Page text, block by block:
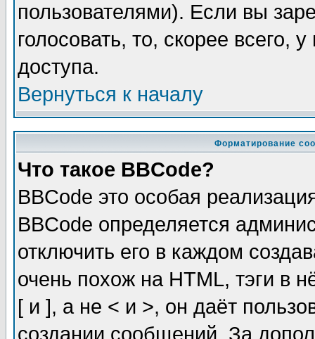
пользователями). Если вы
голосовать, то, скорее всего,
доступа.
Вернуться к началу
Форматирование
Что такое BBCode?
BBCode это особая
BBCode определяется
отключить его в каждом
очень похож на HTML, тэги в
[ и ], а не < и >, он даёт
создании сообщений. За